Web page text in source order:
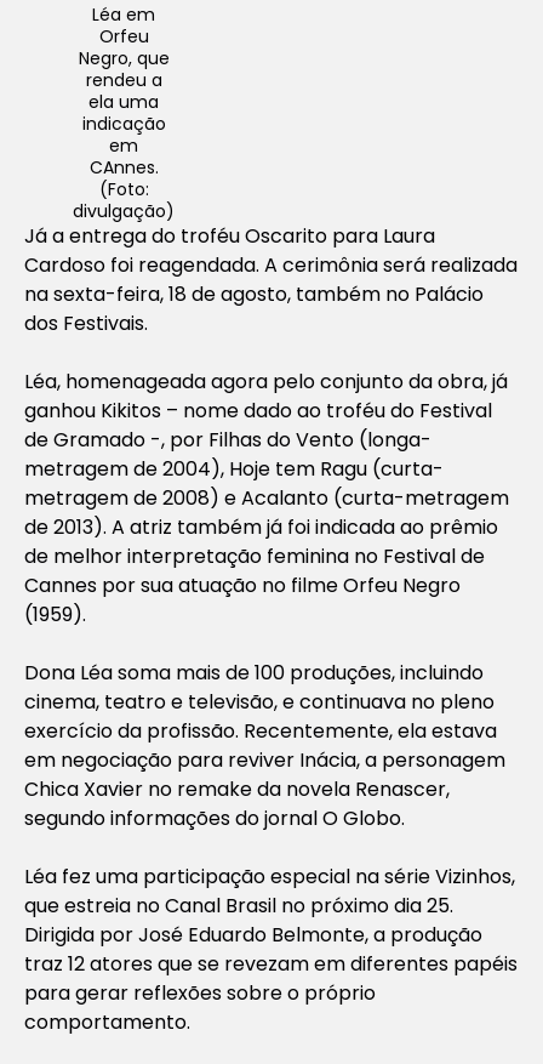
Léa em
Orfeu
Negro, que
rendeu a
ela uma
indicação
em
CAnnes.
(Foto:
divulgação)
Já a entrega do troféu Oscarito para Laura
Cardoso foi reagendada. A cerimônia será realizada
na sexta-feira, 18 de agosto, também no Palácio
dos Festivais.
Léa, homenageada agora pelo conjunto da obra, já
ganhou Kikitos – nome dado ao troféu do Festival
de Gramado -, por Filhas do Vento (longa-
metragem de 2004), Hoje tem Ragu (curta-
metragem de 2008) e Acalanto (curta-metragem
de 2013). A atriz também já foi indicada ao prêmio
de melhor interpretação feminina no Festival de
Cannes por sua atuação no filme Orfeu Negro
(1959).
Dona Léa soma mais de 100 produções, incluindo
cinema, teatro e televisão, e continuava no pleno
exercício da profissão. Recentemente, ela estava
em negociação para reviver Inácia, a personagem
Chica Xavier no remake da novela Renascer,
segundo informações do jornal O Globo.
Léa fez uma participação especial na série Vizinhos,
que estreia no Canal Brasil no próximo dia 25.
Dirigida por José Eduardo Belmonte, a produção
traz 12 atores que se revezam em diferentes papéis
para gerar reflexões sobre o próprio
comportamento.